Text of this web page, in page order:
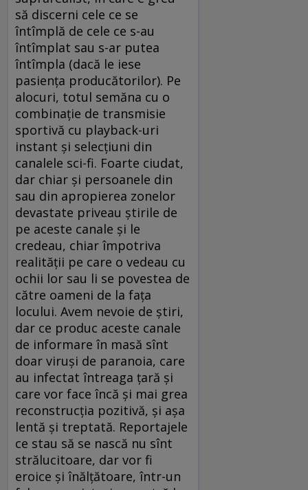
să discerni cele ce se
întîmplă de cele ce s-au
întîmplat sau s-ar putea
întîmpla (dacă le iese
pasienţa producătorilor). Pe
alocuri, totul semăna cu o
combinaţie de transmisie
sportivă cu playback-uri
instant şi selecţiuni din
canalele sci-fi. Foarte ciudat,
dar chiar şi persoanele din
sau din apropierea zonelor
devastate priveau ştirile de
pe aceste canale şi le
credeau, chiar împotriva
realităţii pe care o vedeau cu
ochii lor sau li se povestea de
către oameni de la faţa
locului. Avem nevoie de ştiri,
dar ce produc aceste canale
de informare în masă sînt
doar viruşi de paranoia, care
au infectat întreaga ţară şi
care vor face încă şi mai grea
reconstrucţia pozitivă, şi aşa
lentă şi treptată. Reportajele
ce stau să se nască nu sînt
strălucitoare, dar vor fi
eroice şi înălţătoare, într-un